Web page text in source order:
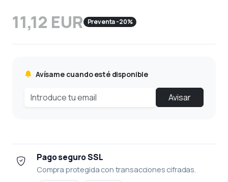
11,12 EUR Preventa -20%
Avísame cuando esté disponible
Avisar
Pago seguro SSL
Compra protegida con transacciones cifradas.